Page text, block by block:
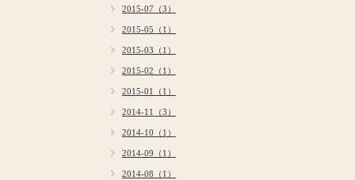
2015-07（3）
2015-05（1）
2015-03（1）
2015-02（1）
2015-01（1）
2014-11（3）
2014-10（1）
2014-09（1）
2014-08（1）